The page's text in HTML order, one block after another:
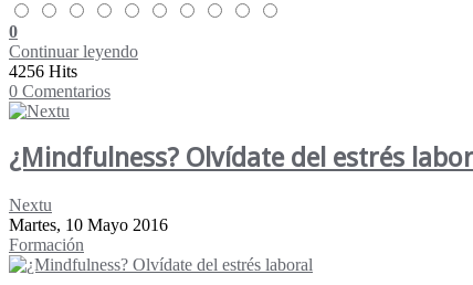
0
Continuar leyendo
4256 Hits
0 Comentarios
¿Mindfulness? Olvídate del estrés
Nextu
Martes, 10 Mayo 2016
Formación